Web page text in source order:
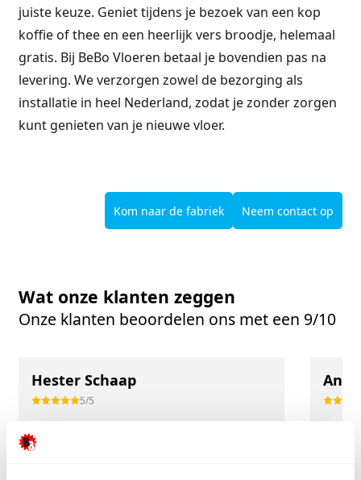
juiste keuze. Geniet tijdens je bezoek van een kop
koffie of thee en een heerlijk vers broodje, helemaal
gratis. Bij BeBo Vloeren betaal je bovendien pas na
levering. We verzorgen zowel de bezorging als
installatie in heel Nederland, zodat je zonder zorgen
kunt genieten van je nieuwe vloer.
Kom naar de fabriek Neem contact op
Wat onze klanten zeggen
Onze klanten beoordelen ons met een 9/10
Hester Schaap
5/5
Top geholpen en voor een mooie prijs alles